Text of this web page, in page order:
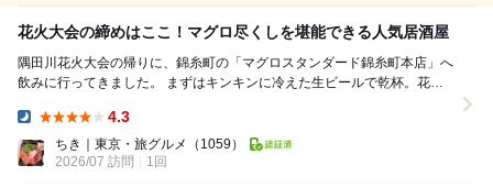
花火大会の締めはここ！マグロ尽くしを堪能できる人気居酒屋
隅田川花火大会の帰りに、錦糸町の「マグロスタンダード錦糸町本店」へ
飲みに行ってきました。 まずはキンキンに冷えた生ビールで乾杯。花火
4.3
ちき｜東京・旅グルメ
（1059）
2026/07 訪問
1回